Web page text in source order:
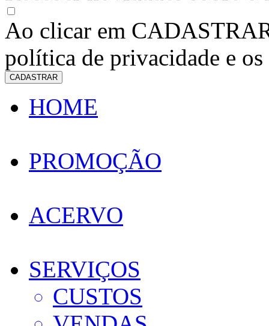
Ao clicar em
política de privacidade e os
CADASTRAR
HOME
PROMOÇÃO
ACERVO
SERVIÇOS
CUSTOS